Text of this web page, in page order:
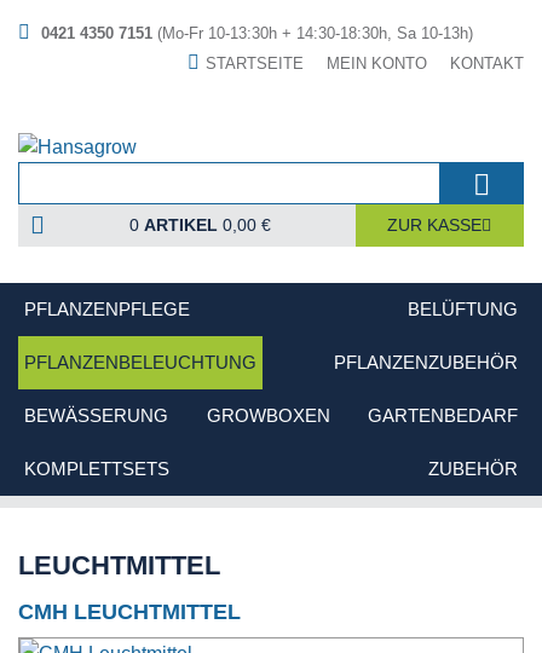
0421 4350 7151 (Mo-Fr 10-13:30h + 14:30-18:30h, Sa 10-13h)
STARTSEITE
MEIN KONTO KONTAKT
0 ARTIKEL 0,00 € ZUR KASSE
PFLANZENPFLEGE BELÜFTUNG
PFLANZENBELEUCHTUNG PFLANZENZUBEHÖR
BEWÄSSERUNG GROWBOXEN GARTENBEDARF
KOMPLETTSETS ZUBEHÖR
LEUCHTMITTEL
CMH LEUCHTMITTEL